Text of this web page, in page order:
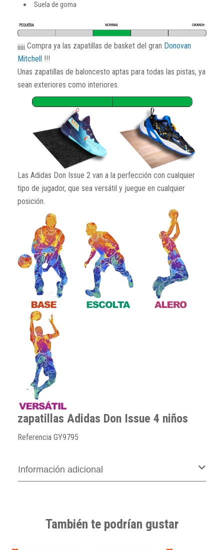
Suela de goma
¡¡¡¡¡ Compra ya las zapatillas de basket del gran Donovan
Mitchell
!!!
Unas zapatillas de baloncesto aptas para todas las pistas, ya
sean exteriores como interiores.
Las Adidas Don Issue 2 van a la perfección con cualquier
tipo de jugador, que sea versátil y juegue en cualquier
posición.
zapatillas Adidas Don Issue 4 niños
Referencia GY9795
Información adicional
También te podrían gustar